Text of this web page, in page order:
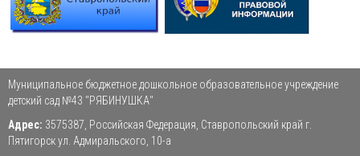
Муниципальное бюджетное дошкольное образовательное учреждение
детский сад №43 "РЯБИНУШКА"
Адрес: 3575387, Российская Федерация, Ставропольский край г.
Пятигорск ул. Адмиральского, 10-а